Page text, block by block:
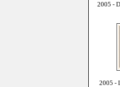
2005 -
2005 -